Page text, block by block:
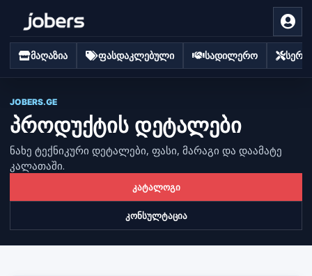
მაღაზია ფასდაკლებული სადილერო
JOBERS.GE
პროდუქტის დეტალები
ნახე ტექნიკური დეტალები, ფასი, მარაგი და დაამატე
კალათაში.
კატალოგი
კონსულტაცია